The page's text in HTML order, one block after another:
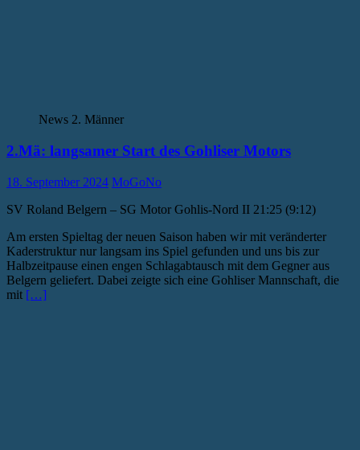
News 2. Männer
2.Mä: langsamer Start des Gohliser Motors
18. September 2024 MoGoNo
SV Roland Belgern – SG Motor Gohlis-Nord II 21:25 (9:12)
Am ersten Spieltag der neuen Saison haben wir mit veränderter
Kaderstruktur nur langsam ins Spiel gefunden und uns bis zur
Halbzeitpause einen engen Schlagabtausch mit dem Gegner aus
Belgern geliefert. Dabei zeigte sich eine Gohliser Mannschaft, die
mit […]